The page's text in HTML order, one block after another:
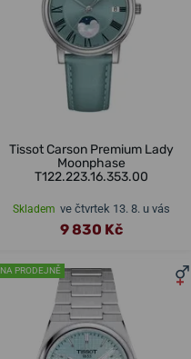
Tissot Carson Premium Lady
Moonphase
T122.223.16.353.00
Skladem ve čtvrtek 13. 8. u vás
9 830 Kč
NA PRODEJNĚ